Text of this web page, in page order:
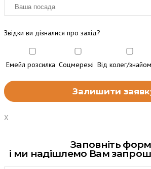
Звідки ви дізналися про захід?
Емейл розсилка Соцмережі Від колег/
X
Заповніть
і ми надішлемо Вам